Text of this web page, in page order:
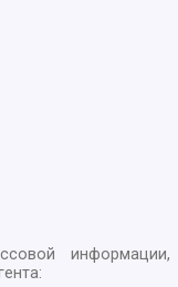
информации,